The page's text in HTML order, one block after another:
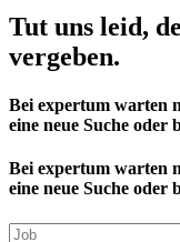
Tut uns leid,
vergeben.
Bei expertum warten
eine neue Suche oder
Bei expertum warten
eine neue Suche oder